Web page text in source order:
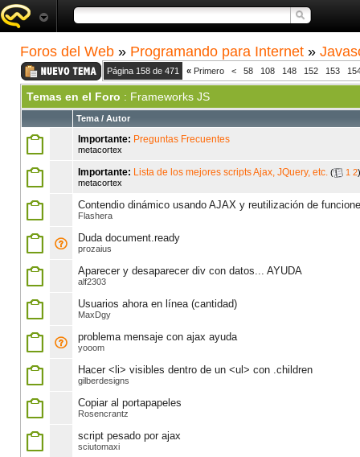
Foros del Web » Programando para Internet »
Página 158 de 471 « Primero < 58 108 148 152 153
Temas en el Foro : Frameworks JS
Tema / Autor
Importante: Preguntas Frecuentes
metacortex
Importante: Lista de los mejores scripts Ajax, JQuery, etc. ( 1 2)
metacortex
Contendio dinámico usando AJAX y reutilización de
Flashera
Duda document.ready
prozaius
Aparecer y desaparecer div con datos... AYUDA
alf2303
Usuarios ahora en línea (cantidad)
MaxDgy
problema mensaje con ajax ayuda
yooom
Hacer <li> visibles dentro de un <ul> con .children
gilberdesigns
Copiar al portapapeles
Rosencrantz
script pesado por ajax
sciutomaxi